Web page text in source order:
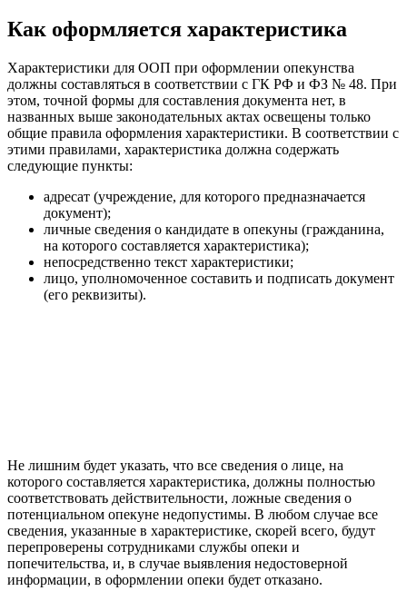
Как оформляется характеристика
Характеристики для ООП при оформлении опекунства
должны составляться в соответствии с ГК РФ и ФЗ № 48. При
этом, точной формы для составления документа нет, в
названных выше законодательных актах освещены только
общие правила оформления характеристики. В соответствии с
этими правилами, характеристика должна содержать
следующие пункты:
адресат (учреждение, для которого предназначается
документ);
личные сведения о кандидате в опекуны (гражданина,
на которого составляется характеристика);
непосредственно текст характеристики;
лицо, уполномоченное составить и подписать документ
(его реквизиты).
Не лишним будет указать, что все сведения о лице, на
которого составляется характеристика, должны полностью
соответствовать действительности, ложные сведения о
потенциальном опекуне недопустимы. В любом случае все
сведения, указанные в характеристике, скорей всего, будут
перепроверены сотрудниками службы опеки и
попечительства, и, в случае выявления недостоверной
информации, в оформлении опеки будет отказано.